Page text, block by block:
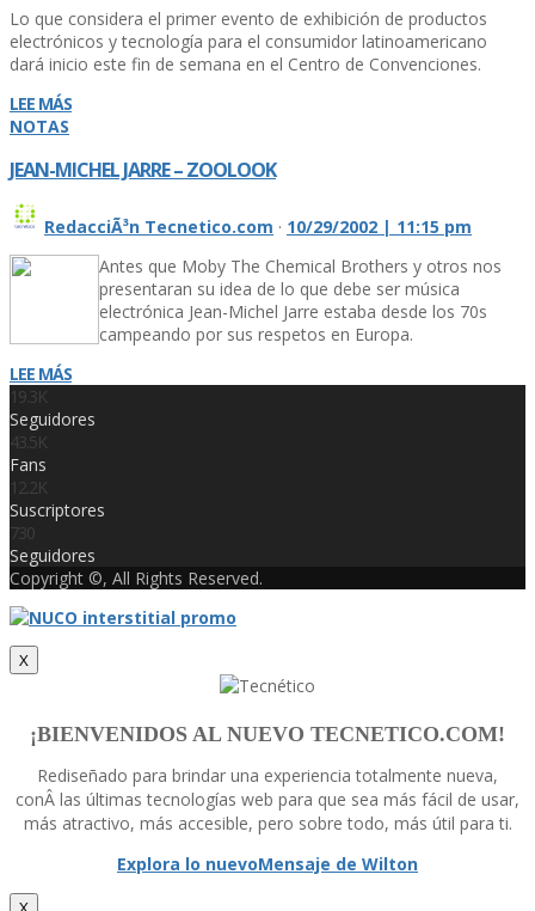
Lo que considera el primer evento de exhibición de productos
electrónicos y tecnología para el consumidor latinoamericano
dará inicio este fin de semana en el Centro de Convenciones.
LEE MÁS
NOTAS
JEAN-MICHEL JARRE – ZOOLOOK
RedacciÃ³n Tecnetico.com · 10/29/2002 | 11:15 pm
Antes que Moby The Chemical Brothers y otros nos
presentaran su idea de lo que debe ser música
electrónica Jean-Michel Jarre estaba desde los 70s
campeando por sus respetos en Europa.
LEE MÁS
19.3K
Seguidores
43.5K
Fans
12.2K
Suscriptores
730
Seguidores
Copyright ©, All Rights Reserved.
X
¡BIENVENIDOS AL NUEVO TECNETICO.COM!
Rediseñado para brindar una experiencia totalmente nueva,
conÂ las últimas tecnologí­as web para que sea más fácil de usar,
más atractivo, más accesible, pero sobre todo, más útil para ti.
Explora lo nuevoMensaje de Wilton